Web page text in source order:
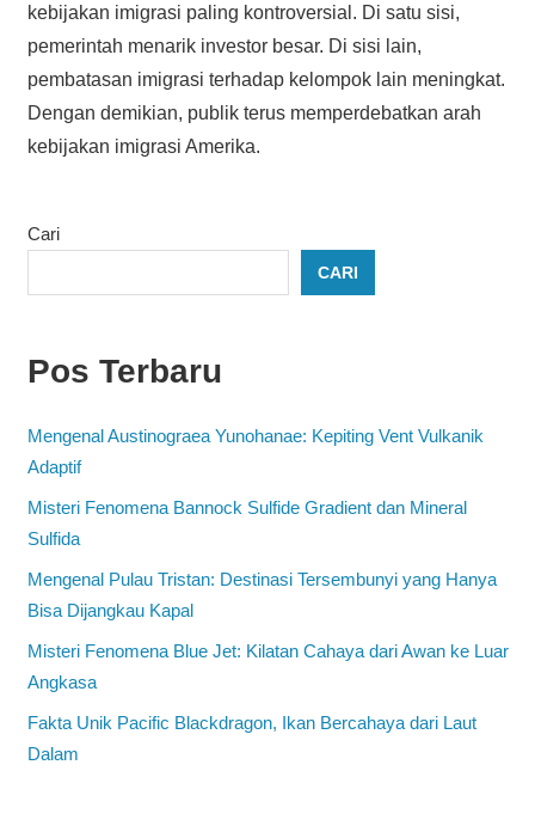
kebijakan imigrasi paling kontroversial. Di satu sisi,
pemerintah menarik investor besar. Di sisi lain,
pembatasan imigrasi terhadap kelompok lain meningkat.
Dengan demikian, publik terus memperdebatkan arah
kebijakan imigrasi Amerika.
Cari
CARI
Pos Terbaru
Mengenal Austinograea Yunohanae: Kepiting Vent Vulkanik
Adaptif
Misteri Fenomena Bannock Sulfide Gradient dan Mineral
Sulfida
Mengenal Pulau Tristan: Destinasi Tersembunyi yang Hanya
Bisa Dijangkau Kapal
Misteri Fenomena Blue Jet: Kilatan Cahaya dari Awan ke Luar
Angkasa
Fakta Unik Pacific Blackdragon, Ikan Bercahaya dari Laut
Dalam